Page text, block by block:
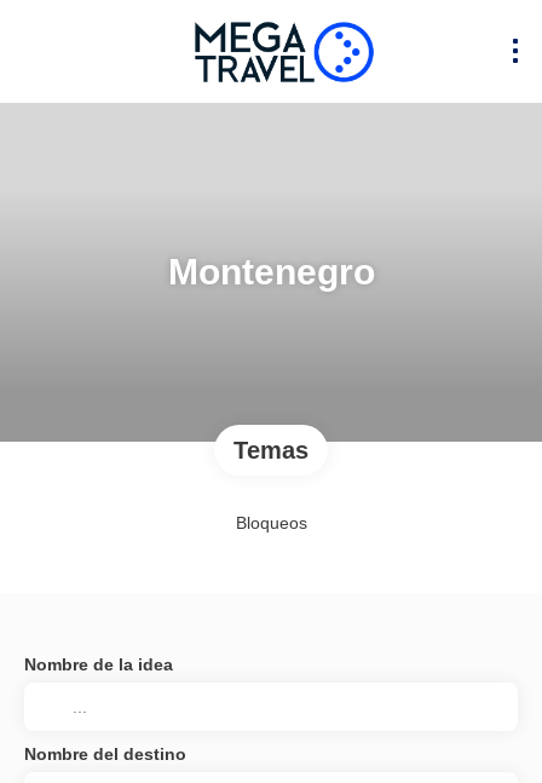
Montenegro
Temas
Bloqueos
Nombre de la idea
Nombre del destino